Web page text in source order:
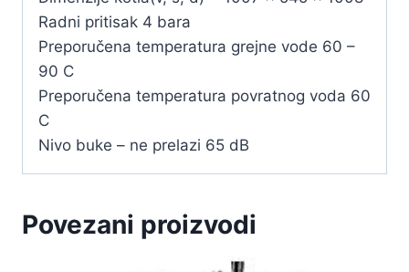
Radni pritisak 4 bara
Preporučena temperatura grejne vode 60 –
90 C
Preporučena temperatura povratnog voda 60
C
Nivo buke – ne prelazi 65 dB
Povezani proizvodi